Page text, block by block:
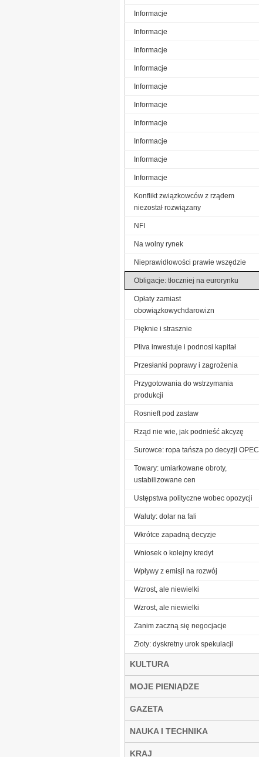
Informacje
Informacje
Informacje
Informacje
Informacje
Informacje
Informacje
Informacje
Informacje
Informacje
Konflikt związkowców z rządem
niezostał rozwiązany
NFI
Na wolny rynek
Nieprawidłowości prawie wszędzie
Obligacje: tłoczniej na eurorynku
Opłaty zamiast
obowiązkowychdarowizn
Pięknie i strasznie
Pliva inwestuje i podnosi kapitał
Przesłanki poprawy i zagrożenia
Przygotowania do wstrzymania
produkcji
Rosnieft pod zastaw
Rząd nie wie, jak podnieść akcyzę
Surowce: ropa tańsza po decyzji OPEC
Towary: umiarkowane obroty,
ustabilizowane cen
Ustępstwa polityczne wobec opozycji
Waluty: dolar na fali
Wkrótce zapadną decyzje
Wniosek o kolejny kredyt
Wpływy z emisji na rozwój
Wzrost, ale niewielki
Wzrost, ale niewielki
Zanim zaczną się negocjacje
Złoty: dyskretny urok spekulacji
KULTURA
MOJE PIENIĄDZE
GAZETA
NAUKA I TECHNIKA
KRAJ